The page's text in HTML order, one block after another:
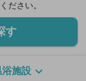
ださい。
す
施設